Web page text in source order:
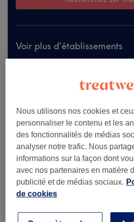
Voir plus d'établissements
Nous utilisons nos cookies et
personnaliser le contenu et les
des fonctionnalités de médias
analyser notre trafic. Nous
informations sur la façon dont
avec nos partenaires en matière
publicité et de médias sociaux.
de cookies